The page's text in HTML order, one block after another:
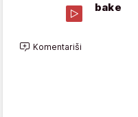
bake
Komentariši